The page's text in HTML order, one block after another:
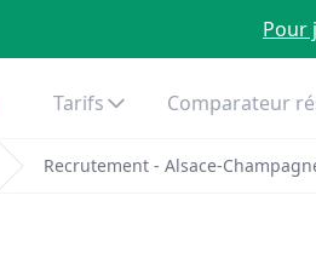
Pour
Tarifs Comparateur
Recrutement - Alsace-